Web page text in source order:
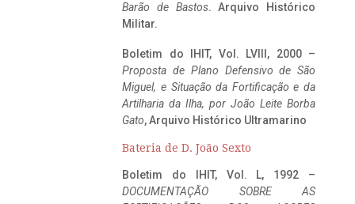
Barão de Bastos. Arquivo Histórico
Militar.
Boletim do IHIT, Vol. LVIII, 2000 –
Proposta de Plano Defensivo de São
Miguel, e Situação da Fortificação e da
Artilharia da Ilha, por João Leite Borba
Gato, Arquivo Histórico Ultramarino
Bateria de D. João Sexto
Boletim do IHIT, Vol. L, 1992 –
DOCUMENTAÇÃO SOBRE AS